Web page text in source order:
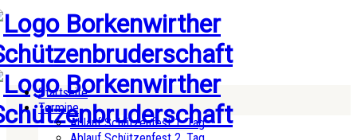
Startseite
Termine
Ablauf Schützenfest 1. Tag